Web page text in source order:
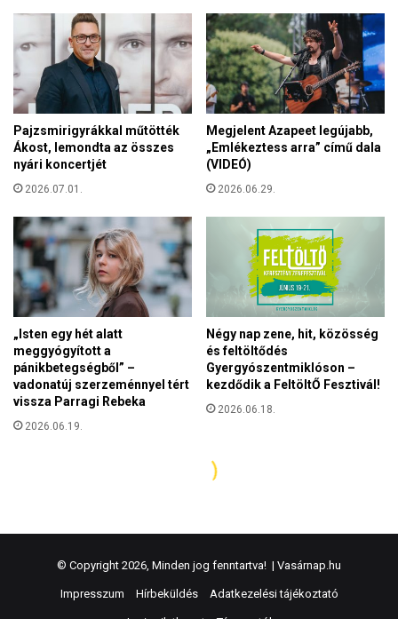
© Copyright 2026, Minden jog fenntartva! | Vasárnap.hu
Impresszum Hírbeküldés Adatkezelési tájékoztató